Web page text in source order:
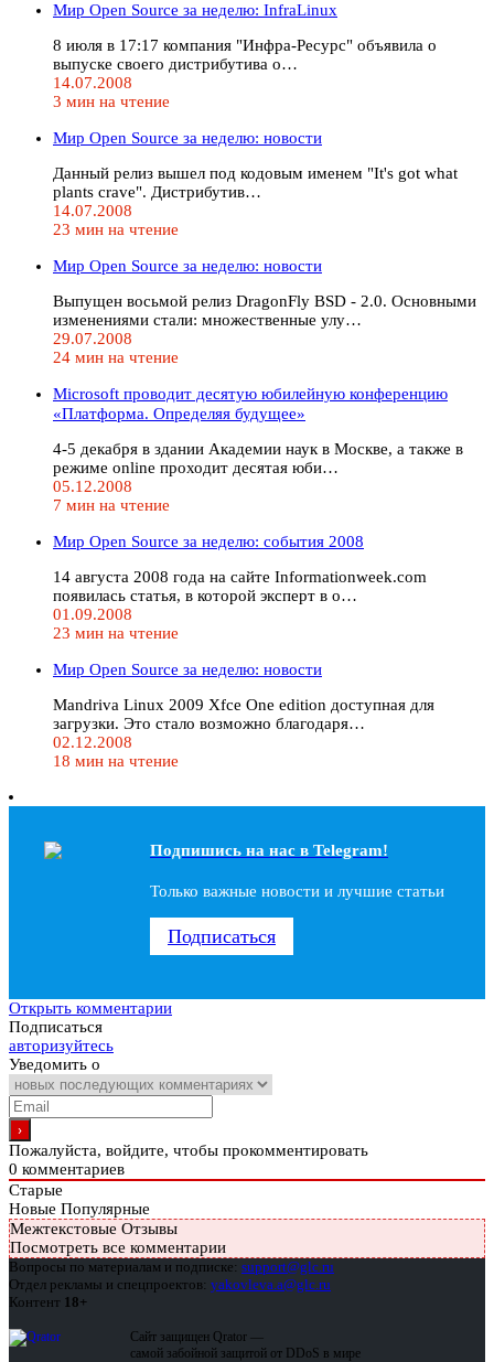
Мир Open Source за неделю: InfraLinux
8 июля в 17:17 компания "Инфра-Ресурс" объявила о
выпуске своего дистрибутива о…
14.07.2008
3 мин на чтение
Мир Open Source за неделю: новости
Данный релиз вышел под кодовым именем "It's got what
plants crave". Дистрибутив…
14.07.2008
23 мин на чтение
Мир Open Source за неделю: новости
Выпущен восьмой релиз DragonFly BSD - 2.0. Основными
изменениями стали: множественные улу…
29.07.2008
24 мин на чтение
Microsoft проводит десятую юбилейную конференцию
«Платформа. Определяя будущее»
4-5 декабря в здании Академии наук в Москве, а также в
режиме online проходит десятая юби…
05.12.2008
7 мин на чтение
Мир Open Source за неделю: события 2008
14 августа 2008 года на сайте Informationweek.com
появилась статья, в которой эксперт в о…
01.09.2008
23 мин на чтение
Мир Open Source за неделю: новости
Mandriva Linux 2009 Xfce One edition доступная для
загрузки. Это стало возможно благодаря…
02.12.2008
18 мин на чтение
Подпишись на наc в Telegram!
Только важные новости и лучшие статьи
Подписаться
Открыть комментарии
Подписаться
авторизуйтесь
Уведомить о
Пожалуйста, войдите, чтобы прокомментировать
0 комментариев
Старые
Новые Популярные
Межтекстовые Отзывы
Посмотреть все комментарии
Вопросы по материалам и подписке: support@glc.ru
Отдел рекламы и спецпроектов: yakovleva.a@glc.ru
Контент 18+
Сайт защищен Qrator —
самой забойной защитой от DDoS в мире